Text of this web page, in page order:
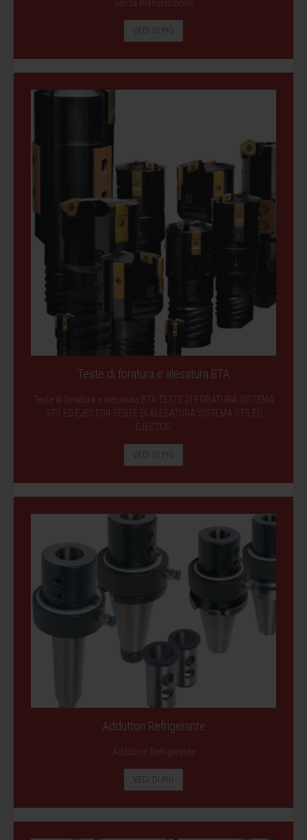
Senza manutenzione
VEDI DI PIÙ
Teste di foratura e alesatura BTA
Teste di foratura e alesatura BTA TESTE DI FORATURA SISTEMA
STS ED EJECTOR TESTE DI ALESATURA SISTEMA STS ED
EJECTOR
VEDI DI PIÙ
Adduttori Refrigerante
Adduttori Refrigerante
VEDI DI PIÙ